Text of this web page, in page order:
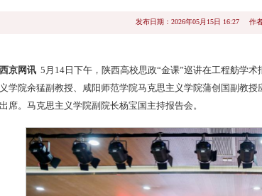
发布日期：2026年05月15日 16:27 作
京网讯 5月14日下午，陕西高校思政“金课”巡讲在工程舫学
学院余猛副教授、咸阳师范学院马克思主义学院蒲创国副教
席。马克思主义学院副院长杨宝国主持报告会。